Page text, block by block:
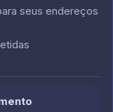
seus endereços